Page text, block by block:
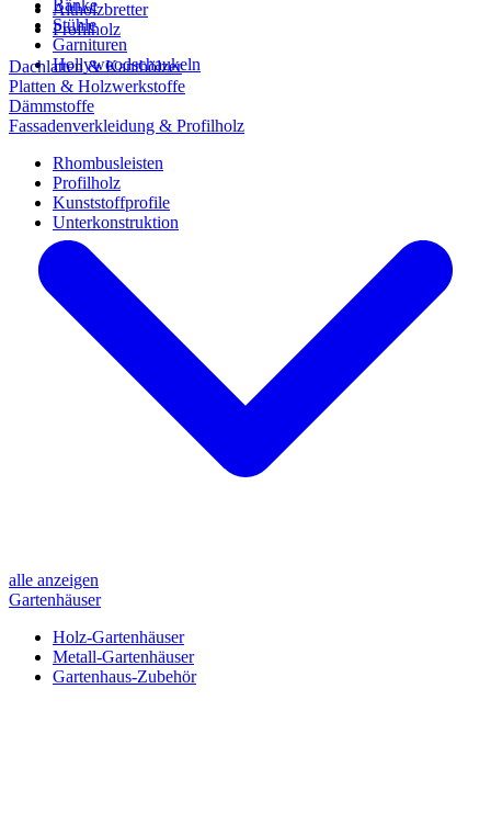
Bänke
Stühle
Garnituren
Hollywoodschaukeln
alle anzeigen
Gartenhäuser
Holz-Gartenhäuser
Metall-Gartenhäuser
Gartenhaus-Zubehör
Altholzbretter
Profilholz
Dachlatten & Kanthölzer
Platten & Holzwerkstoffe
Dämmstoffe
Fassadenverkleidung & Profilholz
Rhombusleisten
Profilholz
Kunststoffprofile
Unterkonstruktion